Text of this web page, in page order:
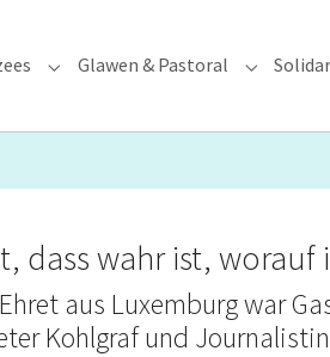
Submenu for "Äerzdiözees"
Glawen & Pastoral Submenu
dass wahr ist, worauf
aus Luxemburg war
Kohlgraf und